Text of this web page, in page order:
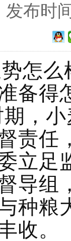
布时
怎
备得
期，
责任
立足
导组
种粮
收。